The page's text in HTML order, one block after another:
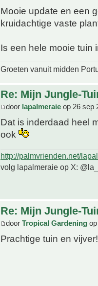
Mooie update en een
kruidachtige vaste
Is een hele mooie tuin
Groeten vanuit midden
Re: Mijn Jungle-
door lapalmeraie op 26 sep
Dat is inderdaad heel
ook
http://palmvrienden.net/
volg lapalmeraie op X:
Re: Mijn Jungle-
door Tropical Gardening
Prachtige tuin en vijver!